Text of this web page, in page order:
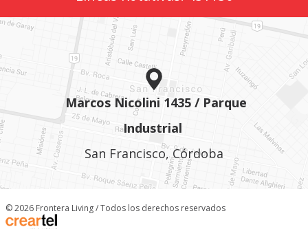
Marcos Nicolini 1435 / Parque
Industrial
San Francisco, Córdoba
© 2026 Frontera Living / Todos los derechos reservados